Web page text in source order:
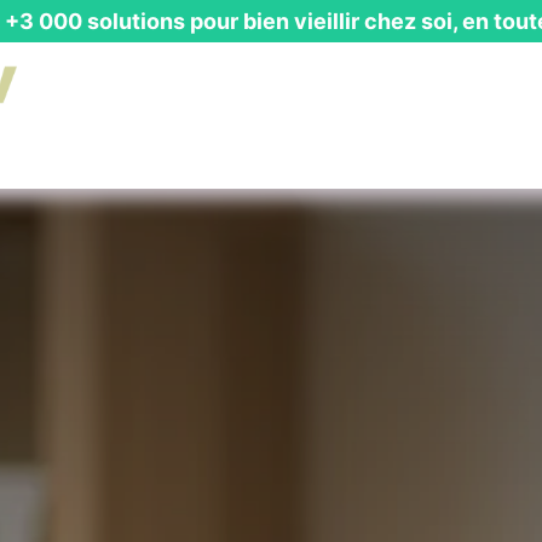
+3 000 solutions pour bien vieillir chez soi, en